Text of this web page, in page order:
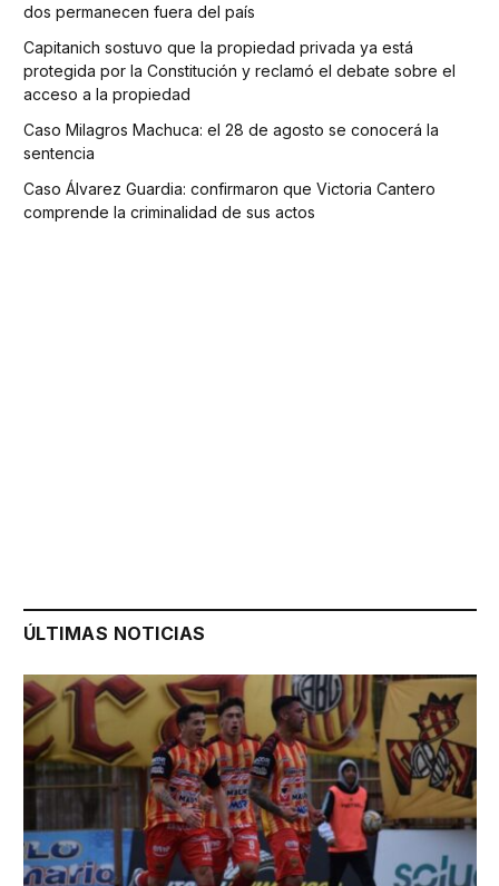
dos permanecen fuera del país
Capitanich sostuvo que la propiedad privada ya está
protegida por la Constitución y reclamó el debate sobre el
acceso a la propiedad
Caso Milagros Machuca: el 28 de agosto se conocerá la
sentencia
Caso Álvarez Guardia: confirmaron que Victoria Cantero
comprende la criminalidad de sus actos
ÚLTIMAS NOTICIAS